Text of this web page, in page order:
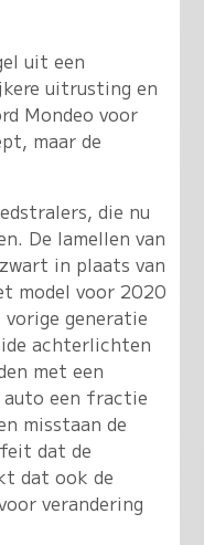
uit een
uitrusting en
Mondeo voor
maar de
die nu
De lamellen van
in plaats van
model voor 2020
generatie
achterlichten
met een
auto een fractie
misstaan de
dat de
dat ook de
verandering